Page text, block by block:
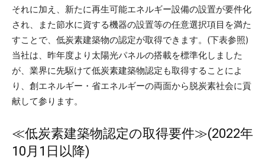
それに加え、新たに再生可能エネルギー設備の設置が要件化
され、また節水に資する機器の設置等の任意選択項目を満た
すことで、低炭素建築物の認定が取得できます。(下表参照)
当社は、昨年度より太陽光パネルの搭載を標準化しました
が、業界に先駆けて低炭素建築物認定も取得することによ
り、創エネルギー・省エネルギーの両面から脱炭素社会に貢
献して参ります。
≪低炭素建築物認定の取得要件≫(2022年
10月1日以降)